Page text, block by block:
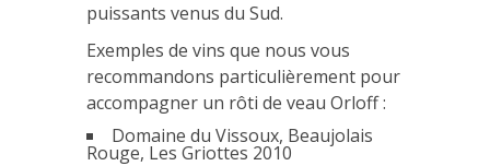
puissants venus du Sud.
Exemples de vins que nous vous
recommandons particulièrement pour
accompagner un rôti de veau Orloff :
Domaine du Vissoux, Beaujolais
Rouge, Les Griottes 2010